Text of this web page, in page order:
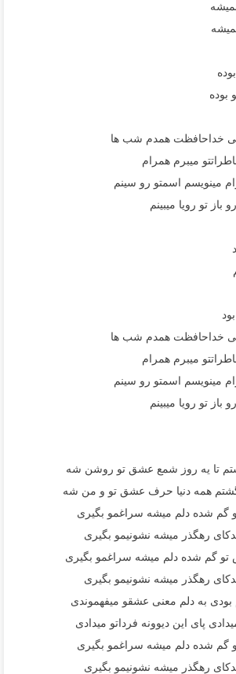
بوده
خداحافظت همدم شب ها
میبرم همرام
مینویسم اسمتو رو سینم
باز تو رویا میبینم
خداحافظت همدم شب ها
میبرم همرام
مینویسم اسمتو رو سینم
باز تو رویا میبینم
تا یه روز شمع عشق تو روشن شه
همه دنیا حرف عشق تو و من شه
گم شده دلم میشه سراغمو بگیری
رهگذر میشه نشونیمو بگیری
گم شده دلم میشه سراغمو بگیری
رهگذر میشه نشونیمو بگیری
به دلم معنی عشقو میفهموندی
پای این دیوونه فرداتو میدادی
گم شده دلم میشه سراغمو بگیری
رهگذر میشه نشونیمو بگیری